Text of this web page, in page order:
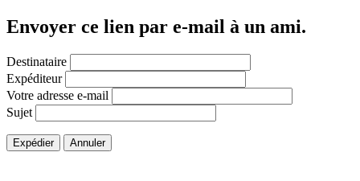
Envoyer ce lien par e-mail à un ami.
Destinataire
Expéditeur
Votre adresse e-mail
Sujet
Expédier Annuler